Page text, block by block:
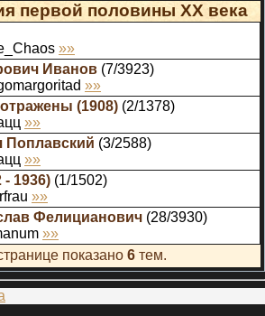
первой половины XX века
»»
Иванов (7/3923)
»»
(1908) (2/1378)
»»
(3/2588)
»»
1936) (1/1502)
»»
Фелицианович (28/3930)
»»
показано 6 тем.